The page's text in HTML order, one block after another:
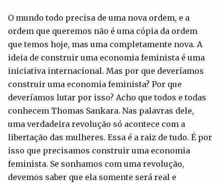
O mundo todo precisa de uma nova ordem, e a
ordem que queremos não é uma cópia da ordem
que temos hoje, mas uma completamente nova. A
ideia de construir uma economia feminista é uma
iniciativa internacional. Mas por que deveríamos
construir uma economia feminista? Por que
deveríamos lutar por isso? Acho que todos e todas
conhecem Thomas Sankara. Nas palavras dele,
uma verdadeira revolução só acontece com a
libertação das mulheres. Essa é a raiz de tudo. É por
isso que precisamos construir uma economia
feminista. Se sonhamos com uma revolução,
devemos saber que ela somente será real e